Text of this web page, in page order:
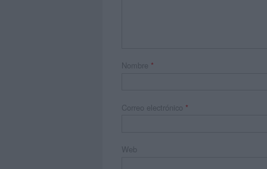
Nombre *
Correo electrónico *
Web